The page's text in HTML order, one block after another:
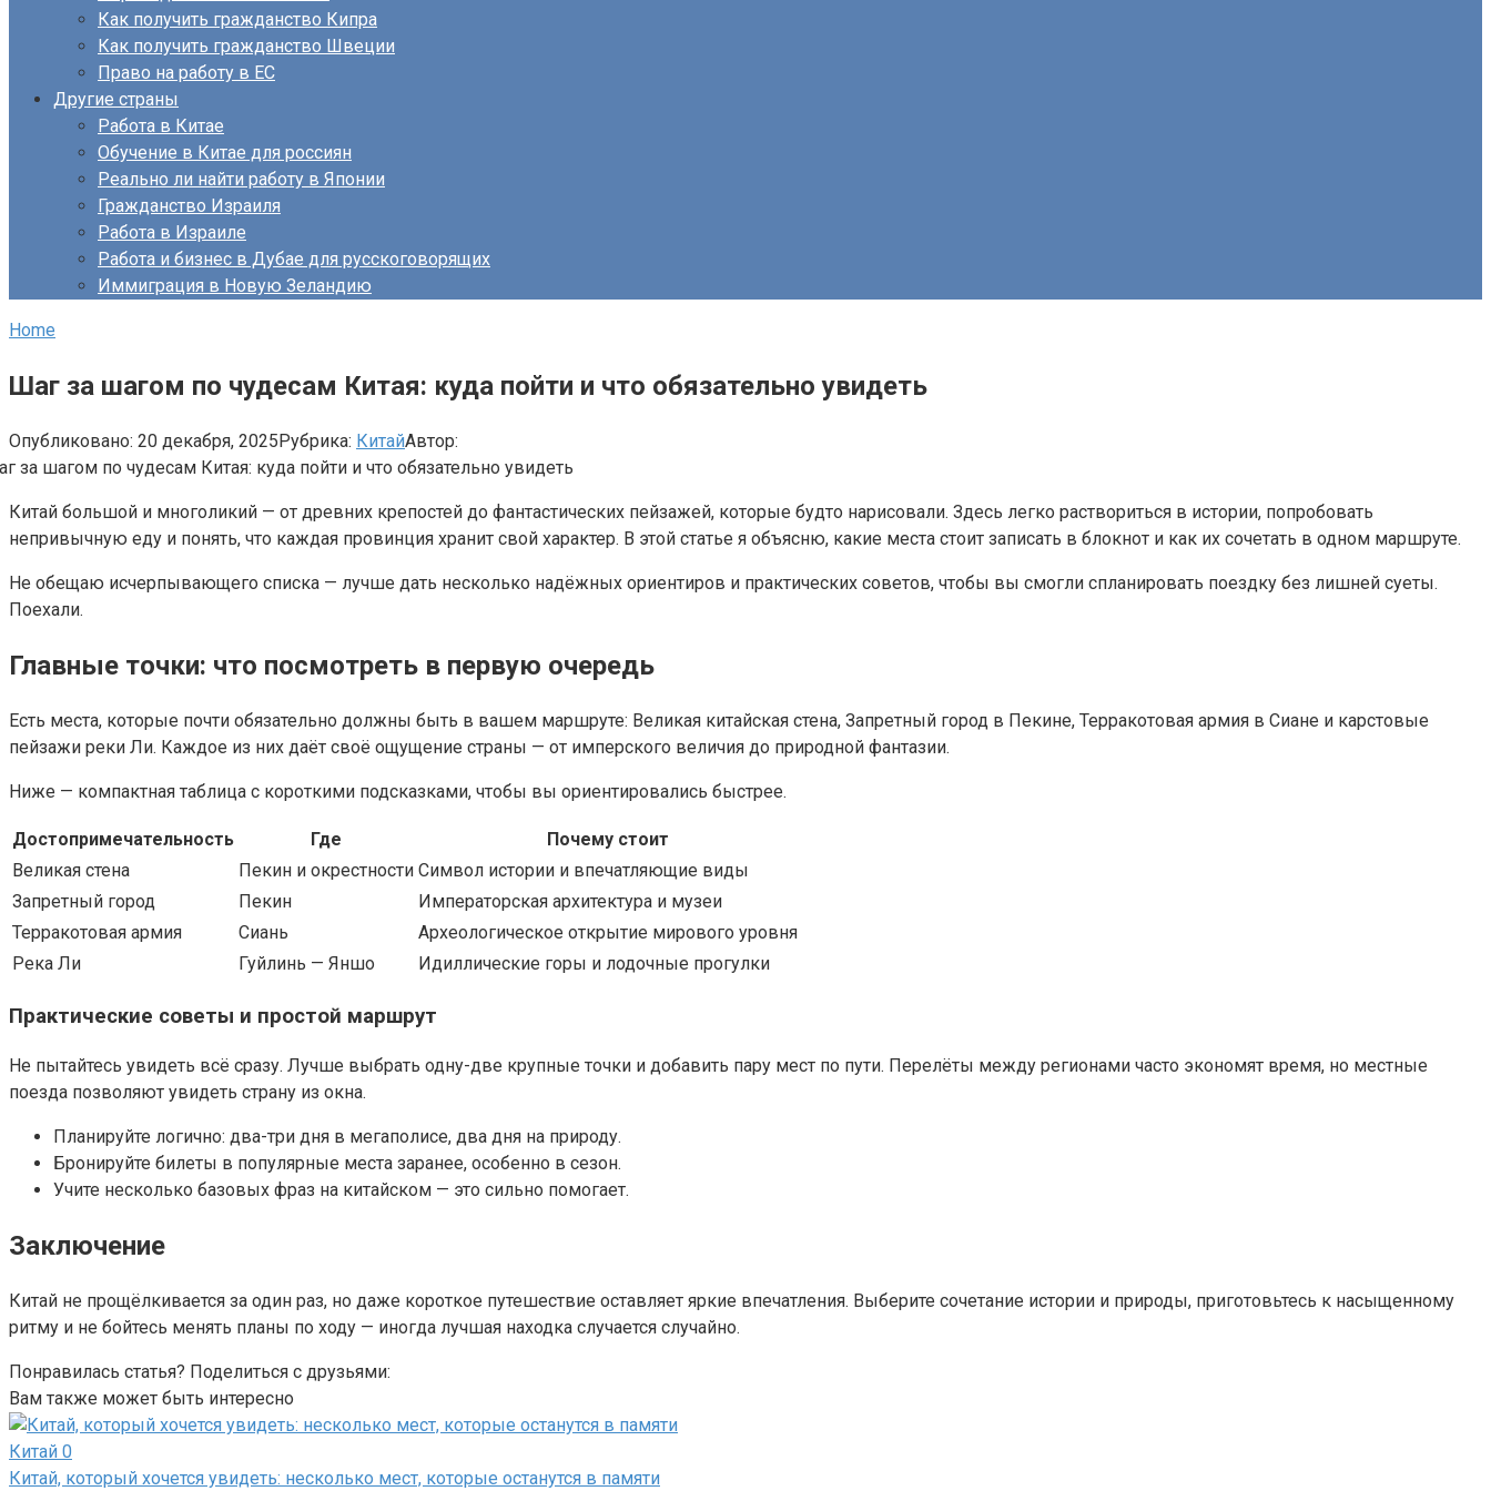
Как получить гражданство Кипра
Как получить гражданство Швеции
Право на работу в ЕС
Другие страны
Работа в Китае
Обучение в Китае для россиян
Реально ли найти работу в Японии
Гражданство Израиля
Работа в Израиле
Работа и бизнес в Дубае для русскоговорящих
Иммиграция в Новую Зеландию
Home
Шаг за шагом по чудесам Китая: куда пойти и что обязательно увидеть
Опубликовано: 20 декабря, 2025Рубрика: КитайАвтор:
Китай большой и многоликий — от древних крепостей до фантастических пейзажей, которые будто нарисовали. Здесь легко раствориться в истории, попробовать
непривычную еду и понять, что каждая провинция хранит свой характер. В этой статье я объясню, какие места стоит записать в блокнот и как их сочетать в одном маршруте.
Не обещаю исчерпывающего списка — лучше дать несколько надёжных ориентиров и практических советов, чтобы вы смогли спланировать поездку без лишней суеты.
Поехали.
Главные точки: что посмотреть в первую очередь
Есть места, которые почти обязательно должны быть в вашем маршруте: Великая китайская стена, Запретный город в Пекине, Терракотовая армия в Сиане и карстовые
пейзажи реки Ли. Каждое из них даёт своё ощущение страны — от имперского величия до природной фантазии.
Ниже — компактная таблица с короткими подсказками, чтобы вы ориентировались быстрее.
Достопримечательность Где
Почему стоит
Великая стена
Пекин и окрестности Символ истории и впечатляющие виды
Запретный город
Пекин
Императорская архитектура и музеи
Терракотовая армия
Сиань
Археологическое открытие мирового уровня
Река Ли
Гуйлинь — Яншо Идиллические горы и лодочные прогулки
Практические советы и простой маршрут
Не пытайтесь увидеть всё сразу. Лучше выбрать одну-две крупные точки и добавить пару мест по пути. Перелёты между регионами часто экономят время, но местные
поезда позволяют увидеть страну из окна.
Планируйте логично: два-три дня в мегаполисе, два дня на природу.
Бронируйте билеты в популярные места заранее, особенно в сезон.
Учите несколько базовых фраз на китайском — это сильно помогает.
Заключение
Китай не прощёлкивается за один раз, но даже короткое путешествие оставляет яркие впечатления. Выберите сочетание истории и природы, приготовьтесь к насыщенному
ритму и не бойтесь менять планы по ходу — иногда лучшая находка случается случайно.
Понравилась статья? Поделиться с друзьями:
Вам также может быть интересно
Китай 0
Китай, который хочется увидеть: несколько мест, которые останутся в памяти